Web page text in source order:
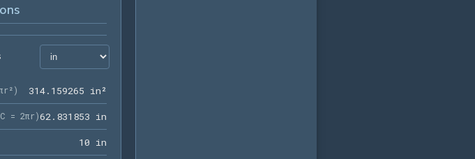
) 314. 1 59265 in²
C = 2πr)62. 831 853 in
10 in